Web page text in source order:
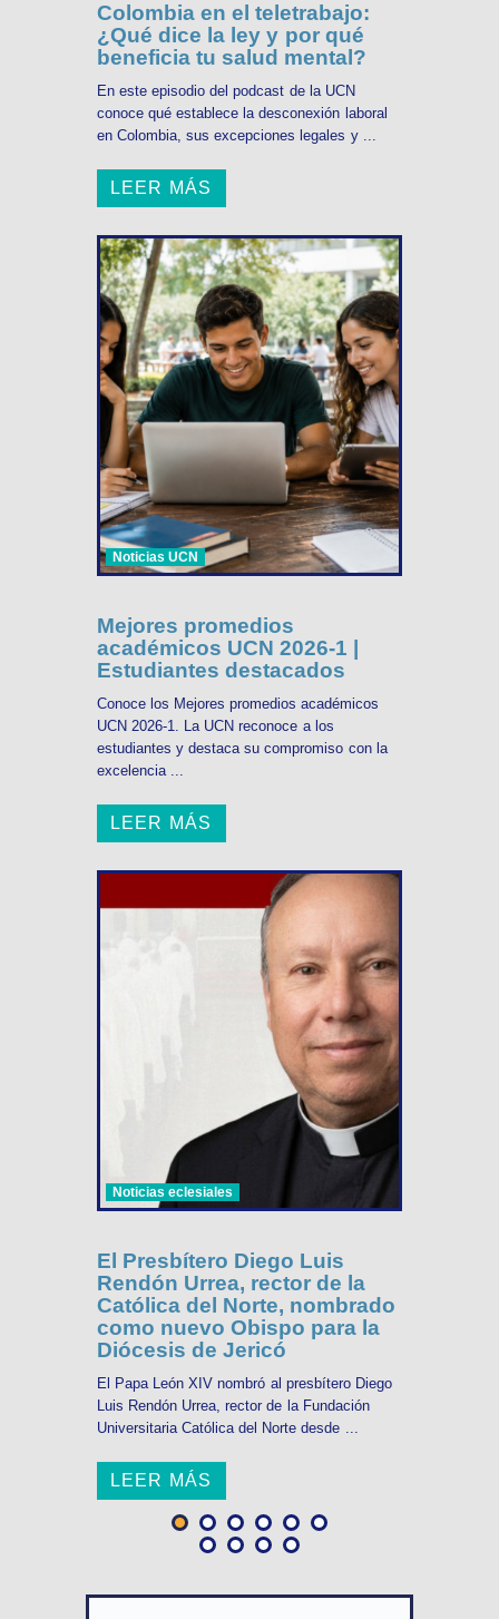
Colombia en el teletrabajo:
¿Qué dice la ley y por qué
beneficia tu salud mental?
En este episodio del podcast de la UCN
conoce qué establece la desconexión laboral
en Colombia, sus excepciones legales y ...
LEER MÁS
Noticias UCN
Mejores promedios
académicos UCN 2026-1 |
Estudiantes destacados
Conoce los Mejores promedios académicos
UCN 2026-1. La UCN reconoce a los
estudiantes y destaca su compromiso con la
excelencia ...
LEER MÁS
Noticias eclesiales
El Presbítero Diego Luis
Rendón Urrea, rector de la
Católica del Norte, nombrado
como nuevo Obispo para la
Diócesis de Jericó
El Papa León XIV nombró al presbítero Diego
Luis Rendón Urrea, rector de la Fundación
Universitaria Católica del Norte desde ...
LEER MÁS